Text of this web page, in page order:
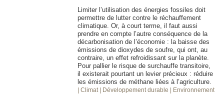
Limiter l’utilisation des énergies fossiles doit
permettre de lutter contre le réchauffement
climatique. Or, à court terme, il faut aussi
prendre en compte l’autre conséquence de la
décarbonisation de l’économie : la baisse des
émissions de dioxydes de soufre, qui ont, au
contraire, un effet refroidissant sur la planète.
Pour pallier le risque de surchauffe transitoire,
il existerait pourtant un levier précieux : réduire
les émissions de méthane liées à l’agriculture.
| Climat | Développement durable | Environnement